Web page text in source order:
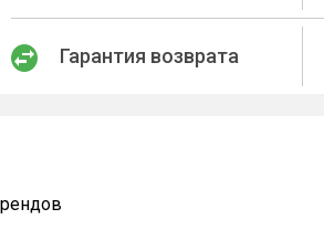
Гарантия возврата